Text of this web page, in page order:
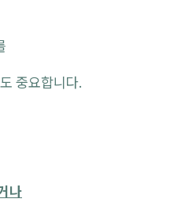
중요합니다.
나